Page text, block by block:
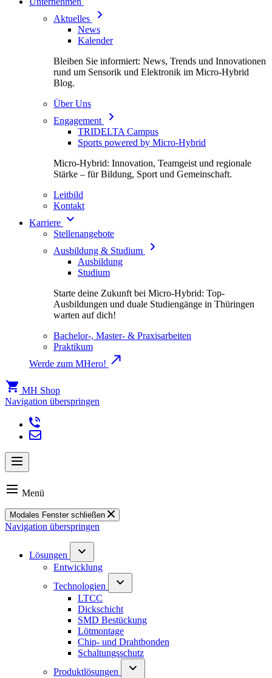
Aktuelles
News
Kalender
Bleiben Sie informiert: News, Trends und Innovationen
rund um Sensorik und Elektronik im Micro-Hybrid
Blog.
Über Uns
Engagement
TRIDELTA Campus
Sports powered by Micro-Hybrid
Micro-Hybrid: Innovation, Teamgeist und regionale
Stärke – für Bildung, Sport und Gemeinschaft.
Leitbild
Kontakt
Karriere
Stellenangebote
Ausbildung & Studium
Ausbildung
Studium
Starte deine Zukunft bei Micro-Hybrid: Top-
Ausbildungen und duale Studiengänge in Thüringen
warten auf dich!
Bachelor-, Master- & Praxisarbeiten
Praktikum
Werde zum MHero!
MH Shop
Navigation überspringen
Menü
Modales Fenster schließen
Navigation überspringen
Lösungen
Entwicklung
Technologien
LTCC
Dickschicht
SMD Bestückung
Lötmontage
Chip- und Drahtbonden
Schaltungsschutz
Produktlösungen